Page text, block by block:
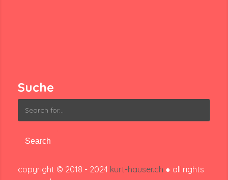
Suche
Search
for:
copyright © 2018 - 2024 kurt-hauser.ch ● all rights